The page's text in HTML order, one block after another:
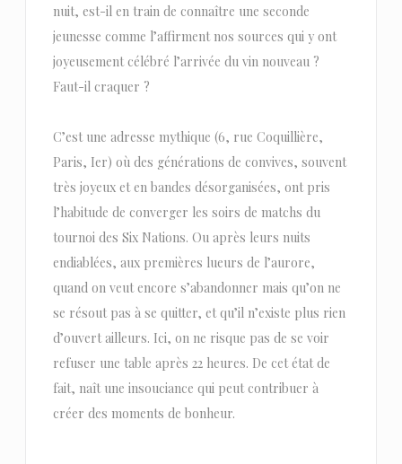
nuit, est-il en train de connaître une seconde
jeunesse comme l’affirment nos sources qui y ont
joyeusement célébré l’arrivée du vin nouveau ?
Faut-il craquer ?
C’est une adresse mythique (6, rue Coquillière,
Paris, Ier) où des générations de convives, souvent
très joyeux et en bandes désorganisées, ont pris
l’habitude de converger les soirs de matchs du
tournoi des Six Nations. Ou après leurs nuits
endiablées, aux premières lueurs de l’aurore,
quand on veut encore s’abandonner mais qu’on ne
se résout pas à se quitter, et qu’il n’existe plus rien
d’ouvert ailleurs. Ici, on ne risque pas de se voir
refuser une table après 22 heures. De cet état de
fait, naît une insouciance qui peut contribuer à
créer des moments de bonheur.